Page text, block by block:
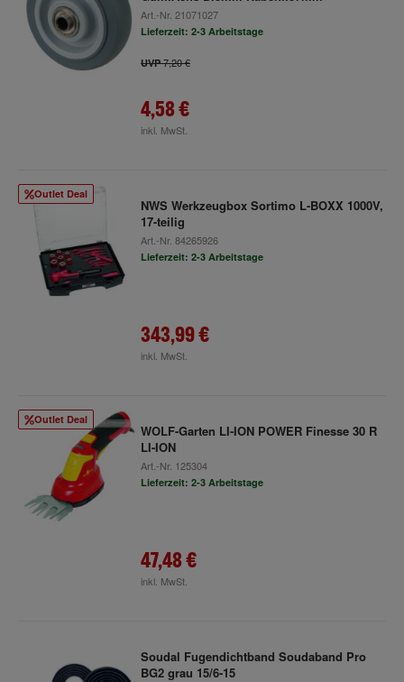
Art.-Nr. 21071027
Lieferzeit: 2-3 Arbeitstage
UVP7,20 €
4,58 €
inkl. MwSt.
Outlet Deal
NWS Werkzeugbox Sortimo L-BOXX 1000V,
17-teilig
Art.-Nr. 84265926
Lieferzeit: 2-3 Arbeitstage
343,99 €
inkl. MwSt.
Outlet Deal
WOLF-Garten LI-ION POWER Finesse 30 R
LI-ION
Art.-Nr. 125304
Lieferzeit: 2-3 Arbeitstage
47,48 €
inkl. MwSt.
Soudal Fugendichtband Soudaband Pro
BG2 grau 15/6-15